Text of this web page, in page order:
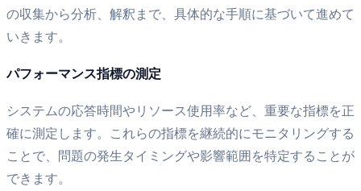
の収集から分析、解釈まで、具体的な手順に基づいて進めて
いきます。
パフォーマンス指標の測定
システムの応答時間やリソース使用率など、重要な指標を正
確に測定します。これらの指標を継続的にモニタリングする
ことで、問題の発生タイミングや影響範囲を特定することが
できます。